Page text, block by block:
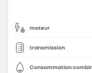
moteur
transmission
Consommation